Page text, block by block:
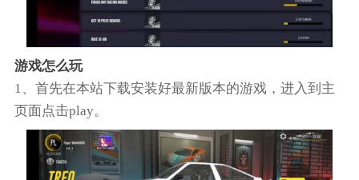
游戏怎么玩
1、首先在本站下载安装好最新版本的游戏，进入到主
页面点击play。